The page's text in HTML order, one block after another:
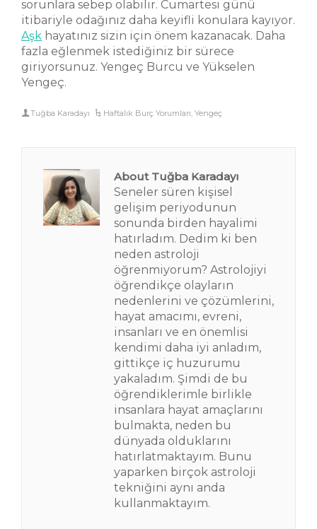
sorunlara sebep olabilir. Cumartesi günü
itibariyle odağınız daha keyifli konulara kayıyor.
Aşk hayatınız sizin için önem kazanacak. Daha
fazla eğlenmek istediğiniz bir sürece
giriyorsunuz. Yengeç Burcu ve Yükselen
Yengeç.
Tuğba Karadayı Haftalık Burç Yorumları,Yengeç
About Tuğba Karadayı
Seneler süren kişisel
gelişim periyodunun
sonunda birden hayalimi
hatırladım. Dedim ki ben
neden astroloji
öğrenmiyorum? Astrolojiyi
öğrendikçe olayların
nedenlerini ve çözümlerini,
hayat amacımı, evreni,
insanları ve en önemlisi
kendimi daha iyi anladım,
gittikçe iç huzurumu
yakaladım. Şimdi de bu
öğrendiklerimle birlikle
insanlara hayat amaçlarını
bulmakta, neden bu
dünyada olduklarını
hatırlatmaktayım. Bunu
yaparken birçok astroloji
tekniğini aynı anda
kullanmaktayım.